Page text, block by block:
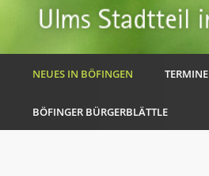
NEUES IN BÖFINGEN TERMINE
BÖFINGER BÜRGERBLÄTTLE